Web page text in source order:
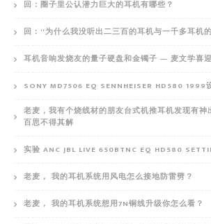
回：圈子里公认潜力巨大的耳机有哪些？
回：“为什么我没听出二三百的耳机与一千多耳机
耳机音响发烧友的量子硬盘和金镯子 — 麦文学喜
SONY MD7506 EQ SENNHEISER HD580 1999
老麦，我有个烧线材的朋友台式机推耳机发现有神
百思不得其解
实验 ANC JBL LIVE 650BTNC EQ HD580
老麦， 我的耳机系统用风电怎么接地防雷劈？
老麦， 我的耳机系统想用7N铜线升级你怎么看？